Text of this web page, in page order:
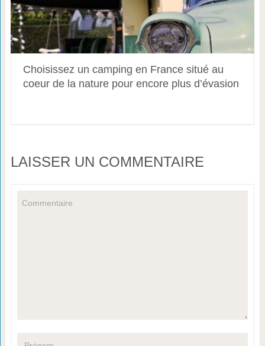
Choisissez un camping en France situé au
coeur de la nature pour encore plus d’évasion
LAISSER UN COMMENTAIRE